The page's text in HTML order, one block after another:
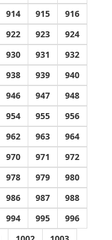
914 915
916
922 923
924
930 931
932
938 939
940
946 947
948
954 955
956
962 963
964
970 971
972
978 979
980
986 987
988
994 995
996